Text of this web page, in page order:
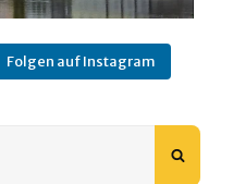
Folgen auf Instagram